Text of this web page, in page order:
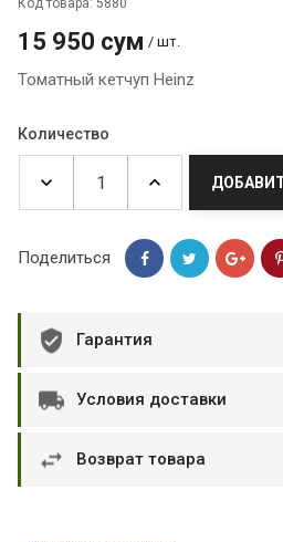
Код товара: 5880
15 950 сум / шт.
Томатный кетчуп Heinz
Количество
Поделиться
Гарантия
Условия доставки
Возврат товара